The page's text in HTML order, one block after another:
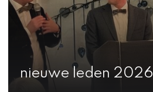
nieuwe leden 2026